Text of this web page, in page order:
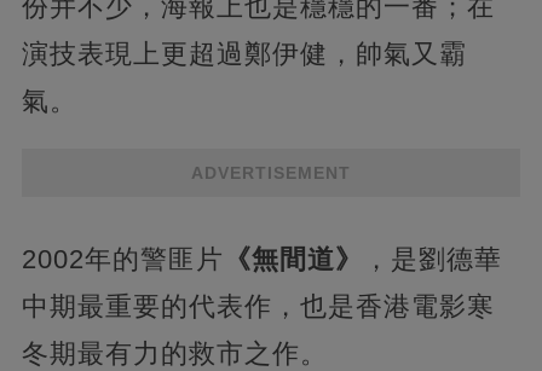
份并不少，海報上也是穩穩的一番；在
演技表現上更超過鄭伊健，帥氣又霸
氣。
ADVERTISEMENT
2002年的警匪片 《無間道》
，是劉德華
中期最重要的代表作，也是香港電影寒
冬期最有力的救市之作。